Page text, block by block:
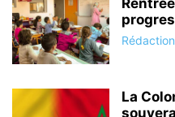
Rédaction
La